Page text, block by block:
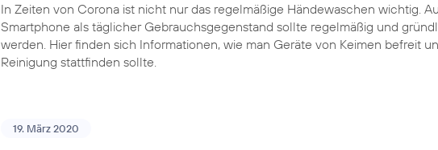
In Zeiten von Corona ist nicht nur das regelmäßige Händewaschen wichtig.
Smartphone als täglicher Gebrauchsgegenstand sollte regelmäßig und
werden. Hier finden sich Informationen, wie man Geräte von Keimen befreit
Reinigung stattfinden sollte.
19. März 2020